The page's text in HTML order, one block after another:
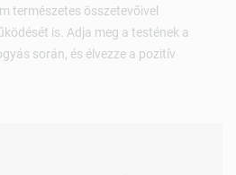
természetes összetevőivel
is. Adja meg a testének a
során, és élvezze a pozitív